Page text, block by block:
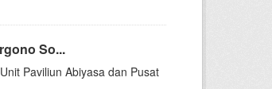
So...
Paviliun Abiyasa dan Pusat